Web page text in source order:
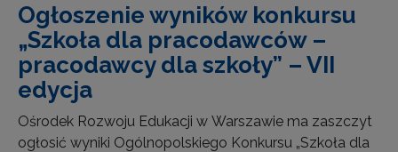
Ogłoszenie wyników konkursu
„Szkoła dla pracodawców –
pracodawcy dla szkoły” – VII
edycja
Ośrodek Rozwoju Edukacji w Warszawie ma zaszczyt
ogłosić wyniki Ogólnopolskiego Konkursu „Szkoła dla